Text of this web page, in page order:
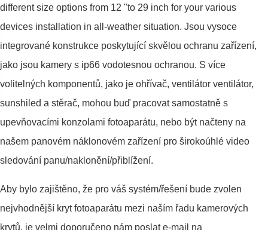
different size options from 12 "to 29 inch for your various
devices installation in all-weather situation. Jsou vysoce
integrované konstrukce poskytující skvělou ochranu zařízení,
jako jsou kamery s ip66 vodotesnou ochranou. S více
volitelných komponentů, jako je ohřívač, ventilátor ventilátor,
sunshiled a stěrač, mohou buď pracovat samostatně s
upevňovacími konzolami fotoaparátu, nebo být načteny na
našem panovém náklonovém zařízení pro širokoúhlé video
sledování panu/naklonění/přiblížení.
Aby bylo zajištěno, že pro váš systém/řešení bude zvolen
nejvhodnější kryt fotoaparátu mezi naším řadu kamerových
krytů, je velmi doporučeno nám poslat e-mail na